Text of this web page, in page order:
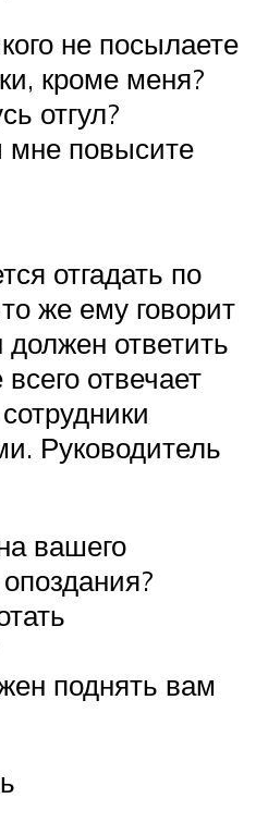
не посылаете
кроме меня?
отгул?
мне повысите
отгадать по
же ему говорит
ответить
отвечает
Руководитель
вашего
поднять вам